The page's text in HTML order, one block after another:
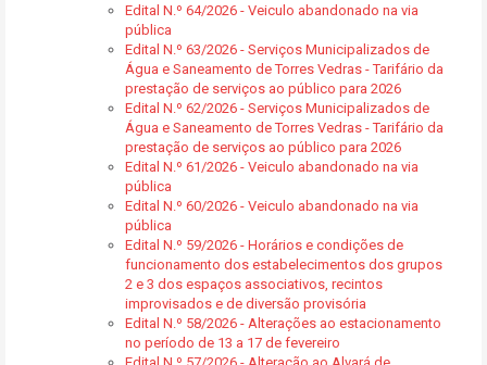
Edital N.º 64/2026 - Veiculo abandonado na via
pública
Edital N.º 63/2026 - Serviços Municipalizados de
Água e Saneamento de Torres Vedras - Tarifário da
prestação de serviços ao público para 2026
Edital N.º 62/2026 - Serviços Municipalizados de
Água e Saneamento de Torres Vedras - Tarifário da
prestação de serviços ao público para 2026
Edital N.º 61/2026 - Veiculo abandonado na via
pública
Edital N.º 60/2026 - Veiculo abandonado na via
pública
Edital N.º 59/2026 - Horários e condições de
funcionamento dos estabelecimentos dos grupos
2 e 3 dos espaços associativos, recintos
improvisados e de diversão provisória
Edital N.º 58/2026 - Alterações ao estacionamento
no período de 13 a 17 de fevereiro